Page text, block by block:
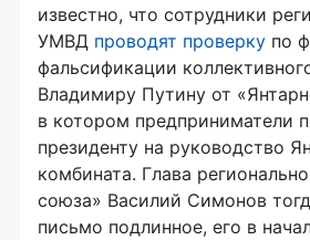
известно, что сотрудники
УМВД проводят проверку по
фальсификации
Владимиру Путину от
в котором предприниматели
президенту на руководство
комбината. Глава
союза» Василий Симонов
письмо подлинное, его в